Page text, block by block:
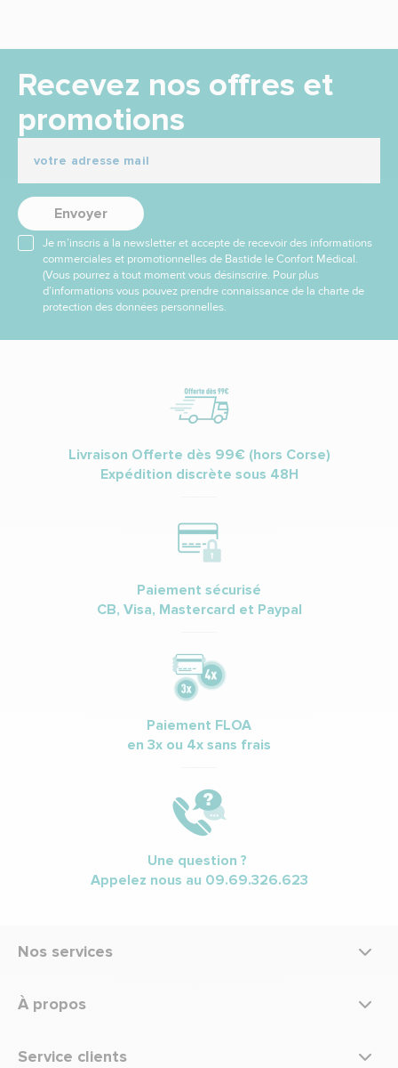
Recevez nos offres et
promotions
Envoyer
Je m’inscris à la newsletter et accepte de recevoir des informations
commerciales et promotionnelles de Bastide le Confort Médical.
(Vous pourrez à tout moment vous désinscrire. Pour plus
d’informations vous pouvez prendre connaissance de la charte de
protection des données personnelles.
Livraison Offerte dès 99€ (hors Corse)
Expédition discrète sous 48H
Paiement sécurisé
CB, Visa, Mastercard et Paypal
Paiement FLOA
en 3x ou 4x sans frais
Une question ?
Appelez nous au 09.69.326.623
Nos services
À propos
Service clients